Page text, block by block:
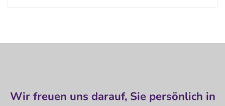
Wir freuen uns darauf, Sie persönlich in